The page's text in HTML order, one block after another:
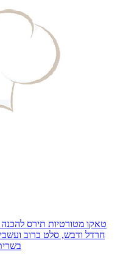
טאקו מטורטיות תירס
חרדל ודבש, סלט כרוב